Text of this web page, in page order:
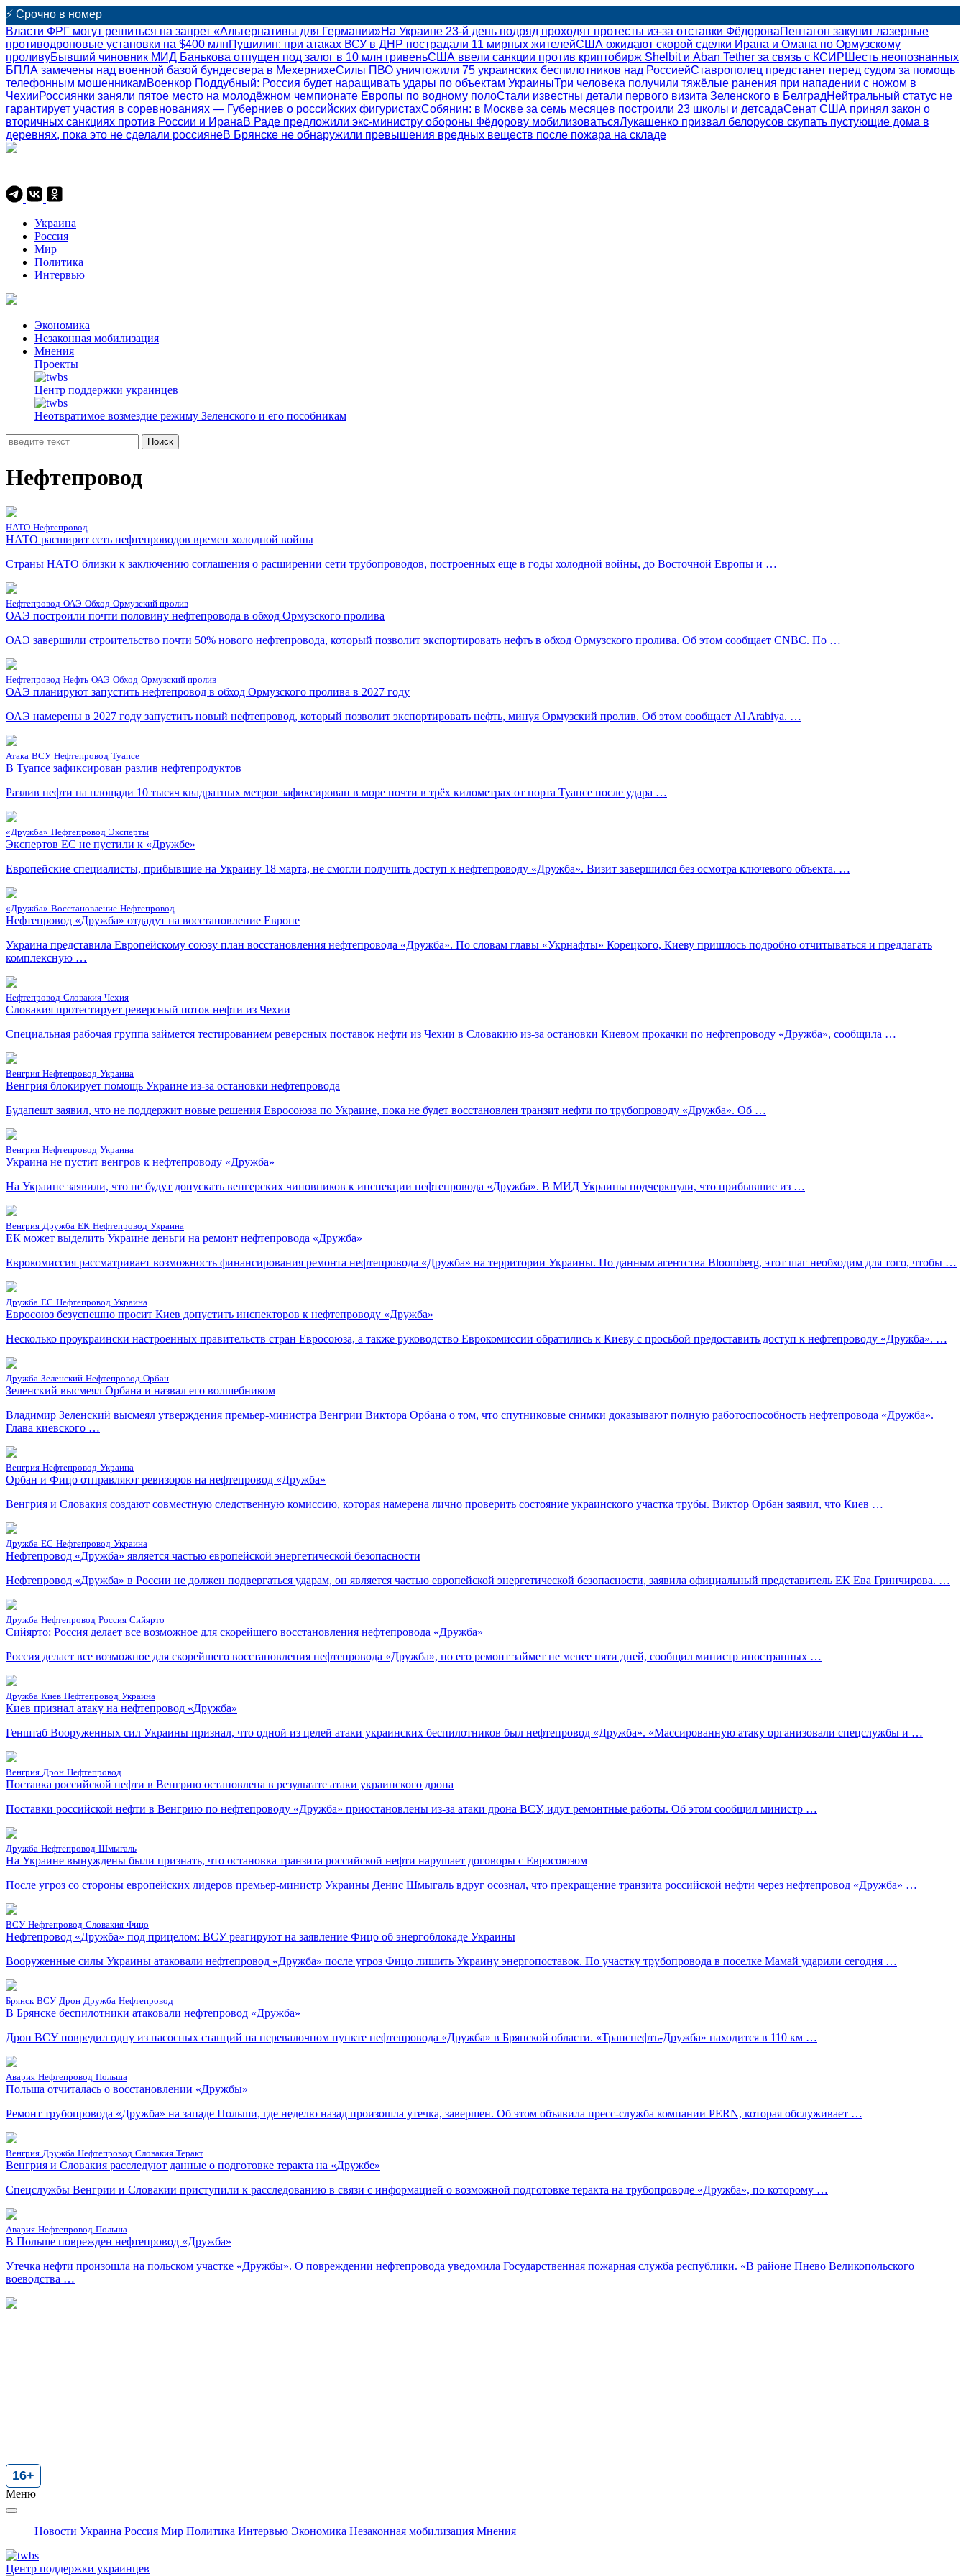
⚡ Срочно в номер
Власти ФРГ могут решиться на запрет «Альтернативы для Германии»На Украине 23-й день подряд проходят протесты из-за отставки ФёдороваПентагон закупит лазерные
противодроновые установки на $400 млнПушилин: при атаках ВСУ в ДНР пострадали 11 мирных жителейСША ожидают скорой сделки Ирана и Омана по Ормузскому
проливуБывший чиновник МИД Банькова отпущен под залог в 10 млн гривеньСША ввели санкции против криптобирж Shelbit и Aban Tether за связь с КСИР Шесть неопознанных
БПЛА замечены над военной базой бундесвера в МехернихеСилы ПВО уничтожили 75 украинских беспилотников над РоссиейСтаврополец предстанет перед судом за помощь
телефонным мошенникамВоенкор Поддубный: Россия будет наращивать удары по объектам УкраиныТри человека получили тяжёлые ранения при нападении с ножом в
ЧехииРоссиянки заняли пятое место на молодёжном чемпионате Европы по водному полоСтали известны детали первого визита Зеленского в БелградНейтральный статус не
гарантирует участия в соревнованиях — Губерниев о российских фигуристахСобянин: в Москве за семь месяцев построили 23 школы и детсадаСенат США принял закон о
вторичных санкциях против России и ИранаВ Раде предложили экс-министру обороны Фёдорову мобилизоватьсяЛукашенко призвал белорусов скупать пустующие дома в
деревнях, пока это не сделали россиянеВ Брянске не обнаружили превышения вредных веществ после пожара на складе
Украина
Россия
Мир
Политика
Интервью
Экономика
Незаконная мобилизация
Мнения
Проекты
Центр поддержки украинцев
Неотвратимое возмездие режиму Зеленского и его пособникам
Поиск
Нефтепровод
НАТО Нефтепровод
НАТО расширит сеть нефтепроводов времен холодной войны
Страны НАТО близки к заключению соглашения о расширении сети трубопроводов, построенных еще в годы холодной войны, до Восточной Европы и …
Нефтепровод ОАЭ Обход Ормузский пролив
ОАЭ построили почти половину нефтепровода в обход Ормузского пролива
ОАЭ завершили строительство почти 50% нового нефтепровода, который позволит экспортировать нефть в обход Ормузского пролива. Об этом сообщает CNBC. По …
Нефтепровод Нефть ОАЭ Обход Ормузский пролив
ОАЭ планируют запустить нефтепровод в обход Ормузского пролива в 2027 году
ОАЭ намерены в 2027 году запустить новый нефтепровод, который позволит экспортировать нефть, минуя Ормузский пролив. Об этом сообщает Al Arabiya. …
Атака ВСУ Нефтепровод Туапсе
В Туапсе зафиксирован разлив нефтепродуктов
Разлив нефти на площади 10 тысяч квадратных метров зафиксирован в море почти в трёх километрах от порта Туапсе после удара …
«Дружба» Нефтепровод Эксперты
Экспертов ЕС не пустили к «Дружбе»
Европейские специалисты, прибывшие на Украину 18 марта, не смогли получить доступ к нефтепроводу «Дружба». Визит завершился без осмотра ключевого объекта. …
«Дружба» Восстановление Нефтепровод
Нефтепровод «Дружба» отдадут на восстановление Европе
Украина представила Европейскому союзу план восстановления нефтепровода «Дружба». По словам главы «Укрнафты» Корецкого, Киеву пришлось подробно отчитываться и предлагать
комплексную …
Нефтепровод Словакия Чехия
Словакия протестирует реверсный поток нефти из Чехии
Специальная рабочая группа займется тестированием реверсных поставок нефти из Чехии в Словакию из-за остановки Киевом прокачки по нефтепроводу «Дружба», сообщила …
Венгрия Нефтепровод Украина
Венгрия блокирует помощь Украине из-за остановки нефтепровода
Будапешт заявил, что не поддержит новые решения Евросоюза по Украине, пока не будет восстановлен транзит нефти по трубопроводу «Дружба». Об …
Венгрия Нефтепровод Украина
Украина не пустит венгров к нефтепроводу «Дружба»
На Украине заявили, что не будут допускать венгерских чиновников к инспекции нефтепровода «Дружба». В МИД Украины подчеркнули, что прибывшие из …
Венгрия Дружба ЕК Нефтепровод Украина
ЕК может выделить Украине деньги на ремонт нефтепровода «Дружба»
Еврокомиссия рассматривает возможность финансирования ремонта нефтепровода «Дружба» на территории Украины. По данным агентства Bloomberg, этот шаг необходим для того, чтобы …
Дружба ЕС Нефтепровод Украина
Евросоюз безуспешно просит Киев допустить инспекторов к нефтепроводу «Дружба»
Несколько проукраински настроенных правительств стран Евросоюза, а также руководство Еврокомиссии обратились к Киеву с просьбой предоставить доступ к нефтепроводу «Дружба». …
Дружба Зеленский Нефтепровод Орбан
Зеленский высмеял Орбана и назвал его волшебником
Владимир Зеленский высмеял утверждения премьер-министра Венгрии Виктора Орбана о том, что спутниковые снимки доказывают полную работоспособность нефтепровода «Дружба».
Глава киевского …
Венгрия Нефтепровод Украина
Орбан и Фицо отправляют ревизоров на нефтепровод «Дружба»
Венгрия и Словакия создают совместную следственную комиссию, которая намерена лично проверить состояние украинского участка трубы. Виктор Орбан заявил, что Киев …
Дружба ЕС Нефтепровод Украина
Нефтепровод «Дружба» является частью европейской энергетической безопасности
Нефтепровод «Дружба» в России не должен подвергаться ударам, он является частью европейской энергетической безопасности, заявила официальный представитель ЕК Ева Гринчирова. …
Дружба Нефтепровод Россия Сийярто
Сийярто: Россия делает все возможное для скорейшего восстановления нефтепровода «Дружба»
Россия делает все возможное для скорейшего восстановления нефтепровода «Дружба», но его ремонт займет не менее пяти дней, сообщил министр иностранных …
Дружба Киев Нефтепровод Украина
Киев признал атаку на нефтепровод «Дружба»
Генштаб Вооруженных сил Украины признал, что одной из целей атаки украинских беспилотников был нефтепровод «Дружба». «Массированную атаку организовали спецслужбы и …
Венгрия Дрон Нефтепровод
Поставка российской нефти в Венгрию остановлена в результате атаки украинского дрона
Поставки российской нефти в Венгрию по нефтепроводу «Дружба» приостановлены из-за атаки дрона ВСУ, идут ремонтные работы. Об этом сообщил министр …
Дружба Нефтепровод Шмыгаль
На Украине вынуждены были признать, что остановка транзита российской нефти нарушает договоры с Евросоюзом
После угроз со стороны европейских лидеров премьер-министр Украины Денис Шмыгаль вдруг осознал, что прекращение транзита российской нефти через нефтепровод «Дружба» …
ВСУ Нефтепровод Словакия Фицо
Нефтепровод «Дружба» под прицелом: ВСУ реагируют на заявление Фицо об энергоблокаде Украины
Вооруженные силы Украины атаковали нефтепровод «Дружба» после угроз Фицо лишить Украину энергопоставок. По участку трубопровода в поселке Мамай ударили сегодня …
Брянск ВСУ Дрон Дружба Нефтепровод
В Брянске беспилотники атаковали нефтепровод «Дружба»
Дрон ВСУ повредил одну из насосных станций на перевалочном пункте нефтепровода «Дружба» в Брянской области. «Транснефть-Дружба» находится в 110 км …
Авария Нефтепровод Польша
Польша отчиталась о восстановлении «Дружбы»
Ремонт трубопровода «Дружба» на западе Польши, где неделю назад произошла утечка, завершен. Об этом объявила пресс-служба компании PERN, которая обслуживает …
Венгрия Дружба Нефтепровод Словакия Теракт
Венгрия и Словакия расследуют данные о подготовке теракта на «Дружбе»
Спецслужбы Венгрии и Словакии приступили к расследованию в связи с информацией о возможной подготовке теракта на трубопроводе «Дружба», по которому …
Авария Нефтепровод Польша
В Польше поврежден нефтепровод «Дружба»
Утечка нефти произошла на польском участке «Дружбы». О повреждении нефтепровода уведомила Государственная пожарная служба республики. «В районе Пнево Великопольского
воеводства …
16+
Меню
Новости Украина Россия Мир Политика Интервью Экономика Незаконная мобилизация Мнения
Центр поддержки украинцев